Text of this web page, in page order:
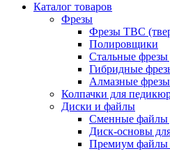
Каталог товаров
Фрезы
Фрезы ТВС
Полировщики
Стальные фрезы
Гибридные
Алмазные фрезы
Колпачки для
Диски и файлы
Сменные файлы
Диск-основы
Премиум файлы